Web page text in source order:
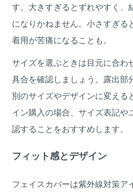
す。大きすぎるとずれやすく、
になりかねません。小さすぎ
着用が苦痛になることも。
サイズを選ぶときは目元に合わ
具合を確認しましょう。露出部
別のサイズやデザインに変える
イン購入の場合、サイズ表記
認することをおすすめします。
フィット感とデザイン
フェイスカバーは紫外線対策ア